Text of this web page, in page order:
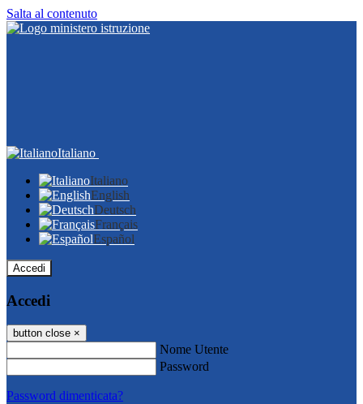
Salta al contenuto
Italiano
Italiano
English
Deutsch
Français
Español
Accedi
Accedi
button close ×
Nome Utente
Password
Password dimenticata?